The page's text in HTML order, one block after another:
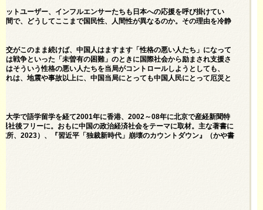
ットユーザー、インフルエンサーたちも日本への応援を呼び掛けてい
間で、どうしてここまで国民性、人間性が異なるのか。その理由を冷静
交がこのまま続けば、中国人はますます「性格の悪い人たち」になって
は戦争といった「未曽有の困難」のときに国際社会から励まされ支援さ
そういう性格の悪い人たちを当局がコントロールしようとしても、
れは、地震や事故以上に、中国当局にとっても中国人民にとって厄災と
大学で語学留学を経て2001年に香港、2002～08年に北京で産経新聞特
社後フリーに。おもに中国の政治経済社会をテーマに取材。主な著書に
所、2023）、『習近平「独裁新時代」崩壊のカウントダウン 』（かや書